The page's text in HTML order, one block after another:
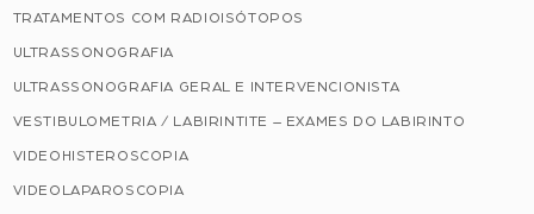
TRATAMENTOS COM RADIOISÓTOPOS
ULTRASSONOGRAFIA
ULTRASSONOGRAFIA GERAL E INTERVENCIONISTA
VESTIBULOMETRIA / LABIRINTITE – EXAMES DO LABIRINTO
VIDEOHISTEROSCOPIA
VIDEOLAPAROSCOPIA